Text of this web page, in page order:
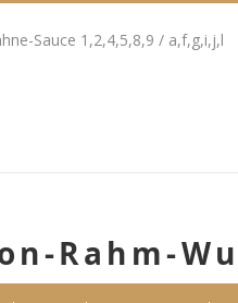
Sauce 1,2,4,5,8,9 / a,f,g,i,j,l
Rahm-